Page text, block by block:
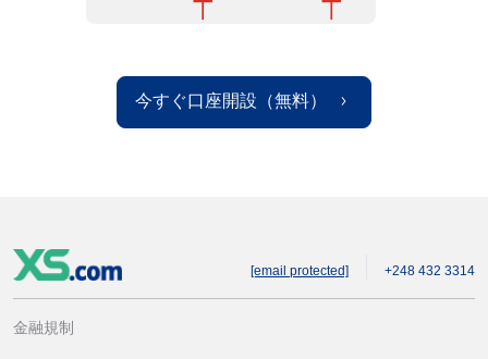
今すぐ口座開設（無料）
[email protected] +248 432 3314
金融規制